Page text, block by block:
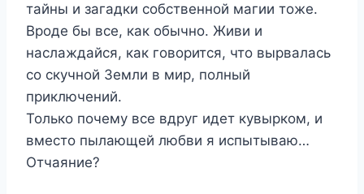
тайны и загадки собственной магии тоже.
Вроде бы все, как обычно. Живи и
наслаждайся, как говорится, что вырвалась
со скучной Земли в мир, полный
приключений.
Только почему все вдруг идет кувырком, и
вместо пылающей любви я испытываю…
Отчаяние?